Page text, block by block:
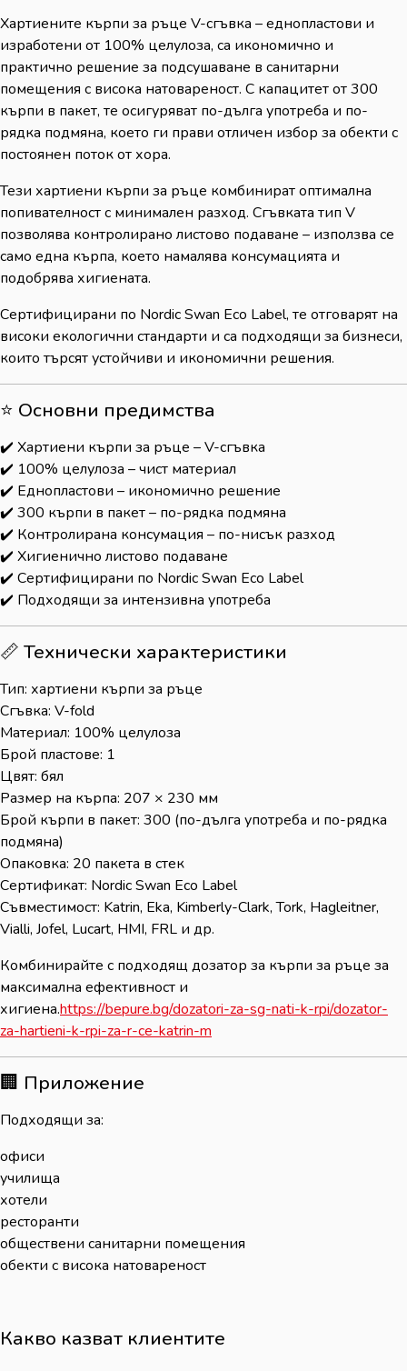
Хартиените кърпи за ръце V-сгъвка – еднопластови и
изработени от 100% целулоза, са икономично и
практично решение за подсушаване в санитарни
помещения с висока натовареност. С капацитет от 300
кърпи в пакет, те осигуряват по-дълга употреба и по-
рядка подмяна, което ги прави отличен избор за обекти с
постоянен поток от хора.
Тези хартиени кърпи за ръце комбинират оптимална
попивателност с минимален разход. Сгъвката тип V
позволява контролирано листово подаване – използва се
само една кърпа, което намалява консумацията и
подобрява хигиената.
Сертифицирани по Nordic Swan Eco Label, те отговарят на
високи екологични стандарти и са подходящи за бизнеси,
които търсят устойчиви и икономични решения.
⭐ Основни предимства
✔️ Хартиени кърпи за ръце – V-сгъвка
✔️ 100% целулоза – чист материал
✔️ Еднопластови – икономично решение
✔️ 300 кърпи в пакет – по-рядка подмяна
✔️ Контролирана консумация – по-нисък разход
✔️ Хигиенично листово подаване
✔️ Сертифицирани по Nordic Swan Eco Label
✔️ Подходящи за интензивна употреба
📏 Технически характеристики
Тип: хартиени кърпи за ръце
Сгъвка: V-fold
Материал: 100% целулоза
Брой пластове: 1
Цвят: бял
Размер на кърпа: 207 × 230 мм
Брой кърпи в пакет: 300 (по-дълга употреба и по-рядка
подмяна)
Опаковка: 20 пакета в стек
Сертификат: Nordic Swan Eco Label
Съвместимост: Katrin, Eka, Kimberly-Clark, Tork, Hagleitner,
Vialli, Jofel, Lucart, HMI, FRL и др.
Комбинирайте с подходящ дозатор за кърпи за ръце за
максимална ефективност и
хигиена.https://bepure.bg/dozatori-za-sg-nati-k-rpi/dozator-
za-hartieni-k-rpi-za-r-ce-katrin-m
🏢 Приложение
Подходящи за:
офиси
училища
хотели
ресторанти
обществени санитарни помещения
обекти с висока натовареност
Какво казват клиентите